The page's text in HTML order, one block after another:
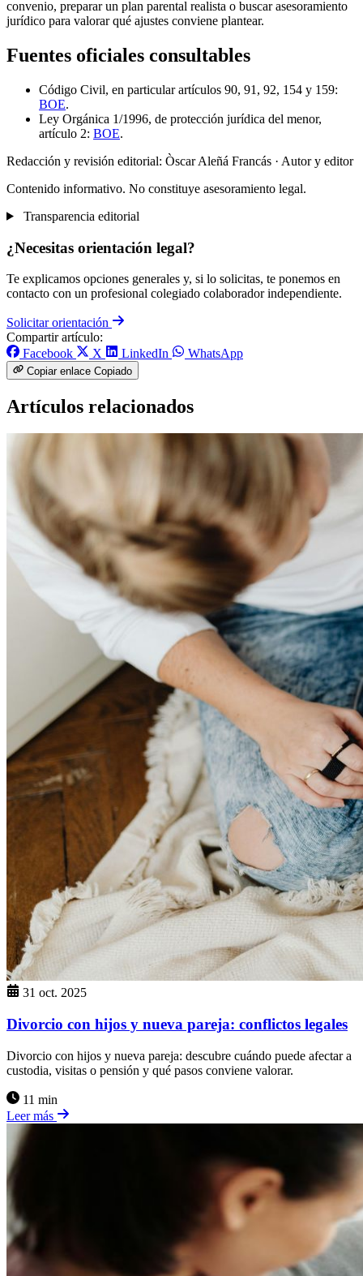
convenio, preparar un plan parental realista o buscar asesoramiento
jurídico para valorar qué ajustes conviene plantear.
Fuentes oficiales consultables
Código Civil, en particular artículos 90, 91, 92, 154 y 159:
BOE.
Ley Orgánica 1/1996, de protección jurídica del menor,
artículo 2: BOE.
Redacción y revisión editorial: Òscar Aleñá Francás · Autor y editor
Contenido informativo. No constituye asesoramiento legal.
Transparencia editorial
¿Necesitas orientación legal?
Te explicamos opciones generales y, si lo solicitas, te ponemos en
contacto con un profesional colegiado colaborador independiente.
Solicitar orientación
Compartir artículo:
Facebook
X LinkedIn WhatsApp
Copiar enlace Copiado
Artículos relacionados
31 oct. 2025
Divorcio con hijos y nueva pareja: conflictos legales
Divorcio con hijos y nueva pareja: descubre cuándo puede afectar a
custodia, visitas o pensión y qué pasos conviene valorar.
11 min
Leer más